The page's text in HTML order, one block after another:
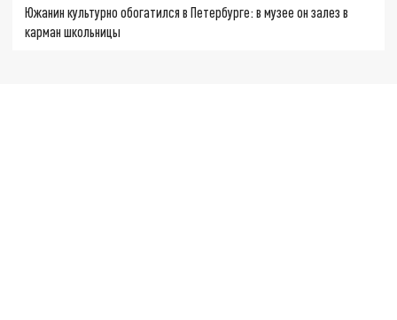
Южанин культурно обогатился в Петербурге: в музее он залез в
карман школьницы